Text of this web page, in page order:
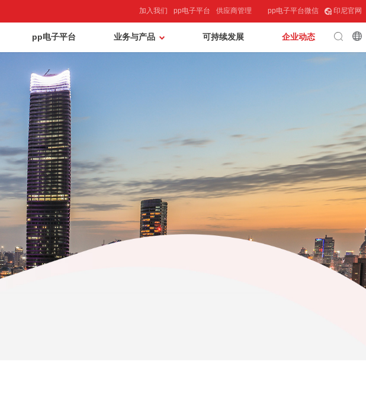
印尼官网
pp电子平台微信
供应商管理
pp电子平台
加入我们
企业动态
可持续发展
业务与产品
pp电子平台